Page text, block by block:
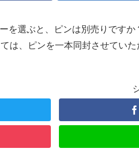
を選ぶと、ピンは別売りですか
は、ピンを一本同封させてい